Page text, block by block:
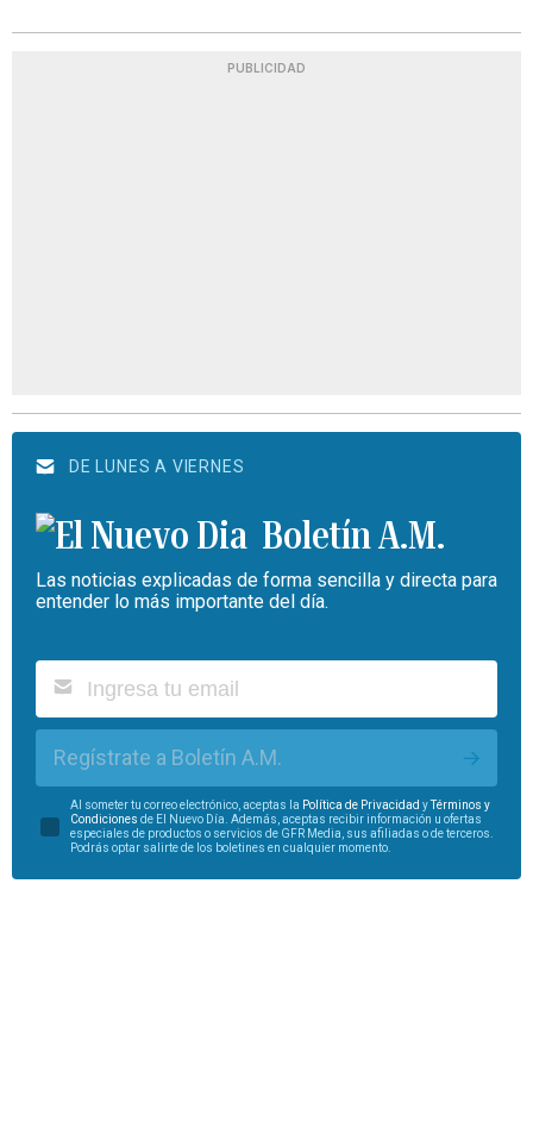
PUBLICIDAD
DE LUNES A VIERNES
Boletín A.M.
Las noticias explicadas de forma sencilla y directa para
entender lo más importante del día.
Regístrate a Boletín A.M.
Al someter tu correo electrónico, aceptas la Política de Privacidad yTérminos y
Condiciones de El Nuevo Día. Además, aceptas recibir información u ofertas
especiales de productos o servicios de GFR Media, sus afiliadas o de terceros.
Podrás optar salirte de los boletines en cualquier momento.